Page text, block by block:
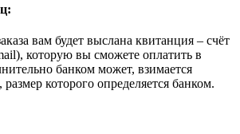
вам будет выслана квитанция – счёт
которую вы сможете оплатить в
банком может, взимается
которого определяется банком.